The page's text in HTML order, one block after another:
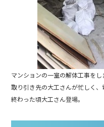
マンションの一室の解体工事をし
取り引き先の大工さんが忙しく、
終わった頃大工さん登場。